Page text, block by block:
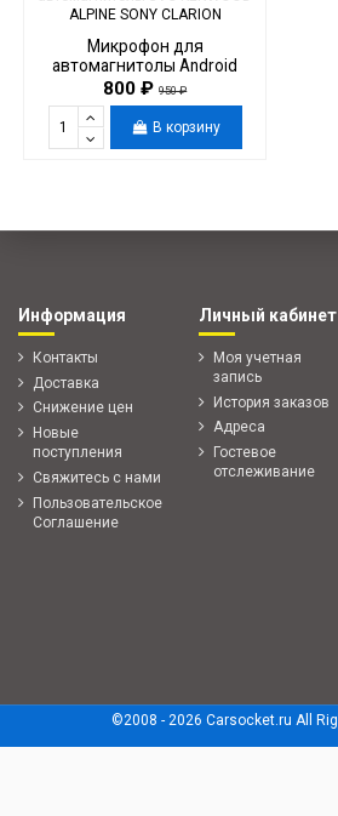
Микрофон для
автомагнитолы Android
Alpine Clarion JVC Kenwood
Prology SONY
800 ₽950 ₽
В корзину
Информация
Контакты
Доставка
Снижение цен
Новые
поступления
Свяжитесь с нами
Пользовательское
Соглашение
Личный кабинет
Моя учетная
запись
История заказов
Адреса
Гостевое
отслеживание
©2008 - 2026 Carsocket.ru All